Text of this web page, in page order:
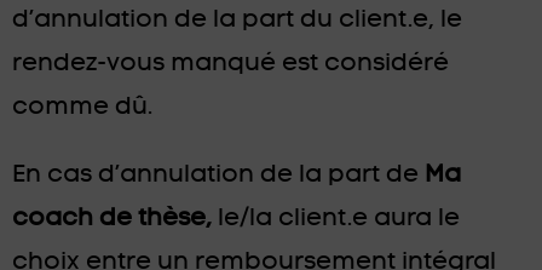
d’annulation de la part du client.e, le
rendez-vous manqué est considéré
comme dû.
En cas d’annulation de la part de Ma
coach de thèse, le/la client.e aura le
choix entre un remboursement intégral